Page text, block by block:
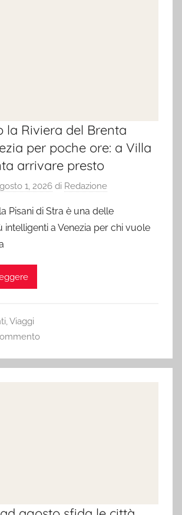
la Riviera del Brenta
per poche ore: a Villa
arrivare presto
1, 2026 di Redazione
Pisani di Stra è una delle
intelligenti a Venezia per chi vuole
,Viaggi